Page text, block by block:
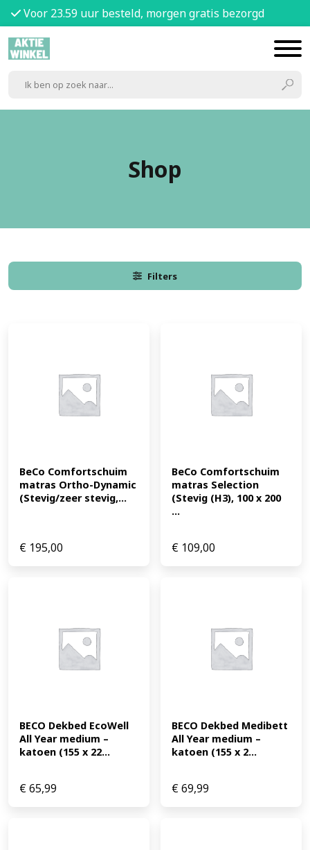
Voor 23.59 uur besteld, morgen gratis bezorgd
Shop
Filters
BeCo Comfortschuim
matras Ortho-Dynamic
(Stevig/zeer stevig,...
€ 195,00
BeCo Comfortschuim
matras Selection
(Stevig (H3), 100 x 200
...
€ 109,00
BECO Dekbed EcoWell
All Year medium –
katoen (155 x 22...
€65,99
BECO Dekbed Medibett
All Year medium –
katoen (155 x 2...
€69,99